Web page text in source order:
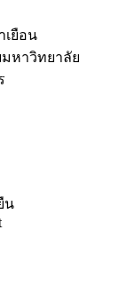
ยือน
หาวิทยาลัย
น